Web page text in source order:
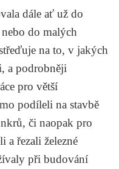
dále ať už do
do malých
na to, v jakých
a podrobněji
pro větší
podíleli na stavbě
či naopak pro
a řezali železné
při budování